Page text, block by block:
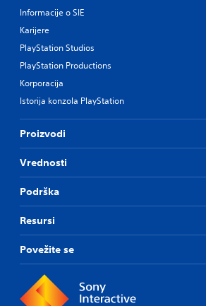
Informacije o SIE
Karijere
PlayStation Studios
PlayStation Productions
Korporacija
Istorija konzola PlayStation
Proizvodi
Vrednosti
Podrška
Resursi
Povežite se